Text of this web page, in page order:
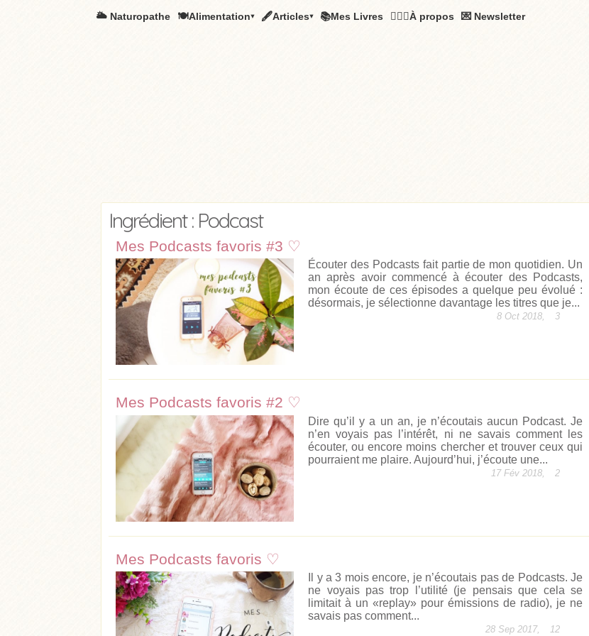
🌥️ Naturopathe 🍽Alimentation▾ 🖋Articles▾ 📚Mes Livres 🧚🏻‍♂️À propos 💌 Newsletter
Ingrédient : Podcast
Mes Podcasts favoris #3 ♡
Écouter des Podcasts fait partie de mon quotidien. Un
an après avoir commencé à écouter des Podcasts,
mon écoute de ces épisodes a quelque peu évolué :
désormais, je sélectionne davantage les titres que je...
8 Oct 2018, 3
Mes Podcasts favoris #2 ♡
Dire qu’il y a un an, je n’écoutais aucun Podcast. Je
n’en voyais pas l’intérêt, ni ne savais comment les
écouter, ou encore moins chercher et trouver ceux qui
pourraient me plaire. Aujourd’hui, j’écoute une...
17 Fév 2018, 2
Mes Podcasts favoris ♡
Il y a 3 mois encore, je n’écoutais pas de Podcasts. Je
ne voyais pas trop l’utilité (je pensais que cela se
limitait à un «replay» pour émissions de radio), je ne
savais pas comment...
28 Sep 2017, 12
Acheter Lire l'article